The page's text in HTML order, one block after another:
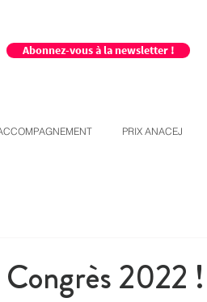
Abonnez-vous à la newsletter !
PRIX ANACEJ
2022 !